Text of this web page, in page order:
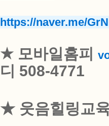
https://naver.me/
★ 모바일홈피
디 508-4771
★ 웃음힐링교